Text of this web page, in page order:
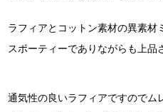
ラフィアとコットン素材の異素材
スポーティーでありながらも上品
通気性の良いラフィアですのでム